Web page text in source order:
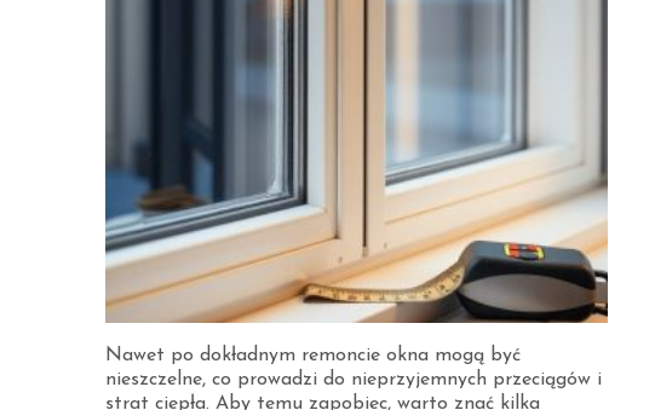
Nawet po dokładnym remoncie okna mogą być
nieszczelne, co prowadzi do nieprzyjemnych przeciągów i
strat ciepła. Aby temu zapobiec, warto znać kilka